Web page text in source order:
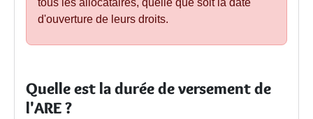
tous les allocataires, quelle que soit la date
d'ouverture de leurs droits.
Quelle est la durée de versement de
l'ARE ?